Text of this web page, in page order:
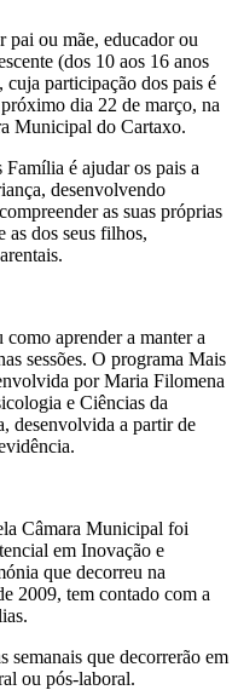
pai ou mãe, educador ou
(dos 10 aos 16 anos
cuja participação dos pais é
dia 22 de março, na
Municipal do Cartaxo.
é ajudar os pais a
desenvolvendo
as suas próprias
as dos seus filhos,
aprender a manter a
sessões. O programa Mais
por Maria Filomena
e Ciências da
desenvolvida a partir de
Câmara Municipal foi
em Inovação e
que decorreu na
2009, tem contado com a
semanais que decorrerão em
ou pós-laboral.